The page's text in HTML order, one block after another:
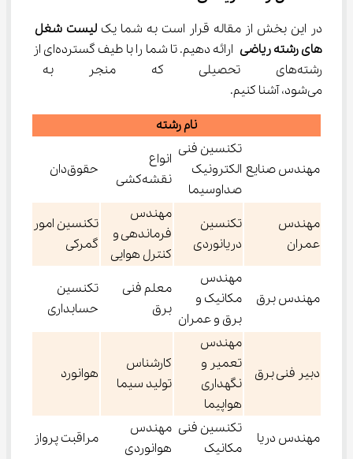
در این بخش از مقاله قرار است به شما یک
های رشته ریاضی
ارائه دهیم. تا شما را با طیف گسترده‌ای از
رشته‌های تحصیلی که منجر به
می‌شود، آشنا کنیم.
نام رشته
مهندس صنایع
تکنسین فنی
الکترونیک
صداوسیما
انواع
نقشه‌کشی
حقوق‌دان
مهندس
عمران
تکنسین
دریانوردی
مهندس
فرماندهی و
کنترل هوایی
تکنسین امور
گمرکی
مهندس برق
مهندس
مکانیک و
برق و عمران
معلم فنی
برق
تکنسین
حسابداری
دبیر فنی برق
مهندس
تعمیر و
نگهداری
هواپیما
کارشناس
تولید سیما
هوانورد
مهندس دریا
تکنسین فنی
مکانیک
مهندس
هوانوردی
مراقبت پرواز